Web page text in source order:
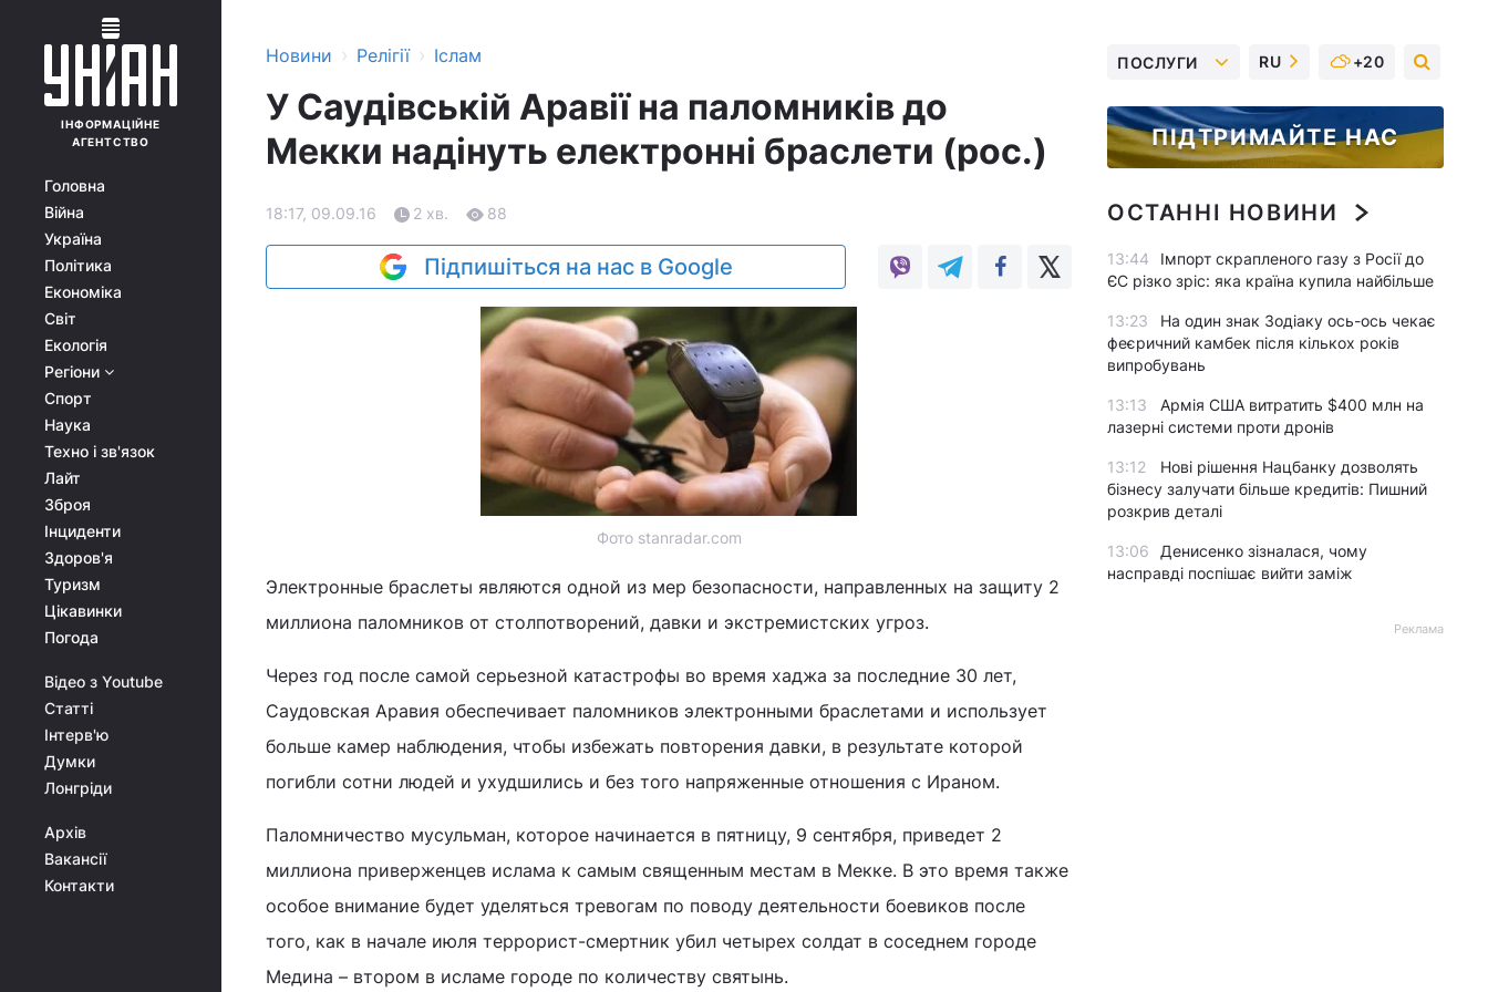
ІНФОРМАЦІЙНЕ
АГЕНТСТВО
Головна
Війна
Україна
Політика
Економіка
Світ
Екологія
Регіони
Спорт
Наука
Техно і зв'язок
Лайт
Зброя
Інциденти
Здоров'я
Туризм
Цікавинки
Погода
Відео з Youtube
Статті
Інтерв'ю
Думки
Лонгріди
Архів
Вакансії
Контакти
Новини › Релігії › Іслам
У Саудівській Аравії на паломників до
Мекки надінуть електронні браслети (рос.)
18:17, 09.09.16 2 хв. 88
Підпишіться на нас в Google
Фото stanradar.com
Электронные браслеты являются одной из мер безопасности, направленных на защиту 2
миллиона паломников от столпотворений, давки и экстремистских угроз.
Через год после самой серьезной катастрофы во время хаджа за последние 30 лет,
Саудовская Аравия обеспечивает паломников электронными браслетами и использует
больше камер наблюдения, чтобы избежать повторения давки, в результате которой
погибли сотни людей и ухудшились и без того напряженные отношения с Ираном.
Паломничество мусульман, которое начинается в пятницу, 9 сентября, приведет 2
миллиона приверженцев ислама к самым священным местам в Мекке. В это время также
особое внимание будет уделяться тревогам по поводу деятельности боевиков после
того, как в начале июля террорист-смертник убил четырех солдат в соседнем городе
Медина – втором в исламе городе по количеству святынь.
ПОСЛУГИ RU +20
ПІДТРИМАЙТЕ НАС
ОСТАННІ НОВИНИ
13:44
Імпорт скрапленого газу з Росії до
ЄС різко зріс: яка країна купила найбільше
13:23
На один знак Зодіаку ось-ось чекає
феєричний камбек після кількох років
випробувань
13:13
Армія США витратить $400 млн на
лазерні системи проти дронів
13:12
Нові рішення Нацбанку дозволять
бізнесу залучати більше кредитів: Пишний
розкрив деталі
13:06
Денисенко зізналася, чому
насправді поспішає вийти заміж
Реклама